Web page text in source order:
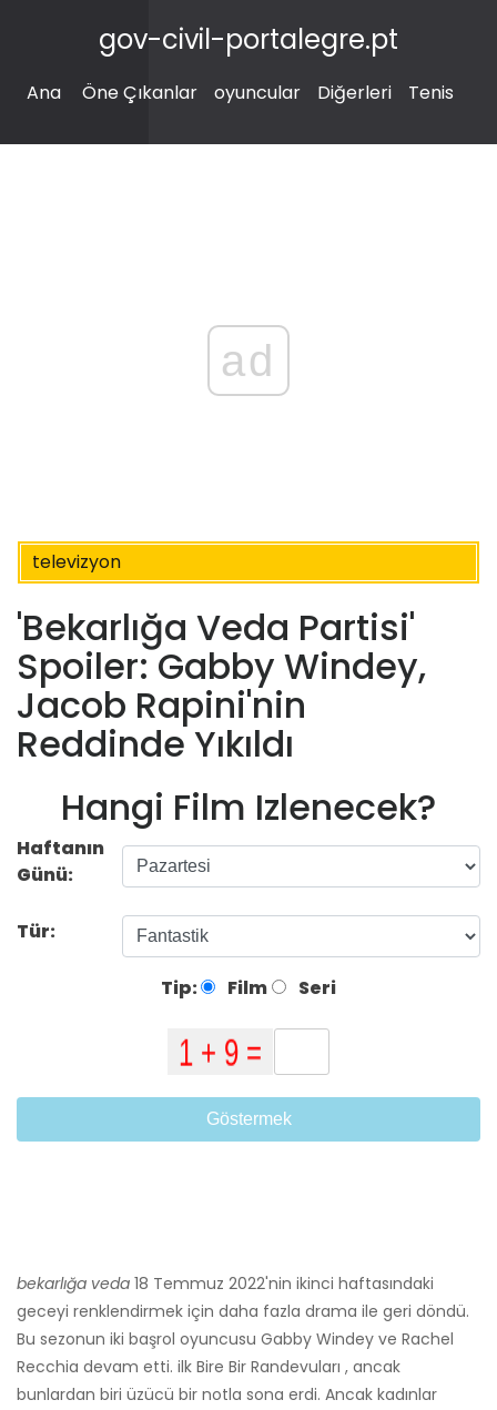
gov-civil-portalegre.pt
Ana Öne Çıkanlar oyuncular Diğerleri Tenis
ad
televizyon
'Bekarlığa Veda Partisi'
Spoiler: Gabby Windey,
Jacob Rapini'nin
Reddinde Yıkıldı
Hangi Film Izlenecek?
Haftanın
Günü:
Tür:
Tip: Film Seri
Göstermek
bekarlığa veda 18 Temmuz 2022'nin ikinci haftasındaki
geceyi renklendirmek için daha fazla drama ile geri döndü.
Bu sezonun iki başrol oyuncusu Gabby Windey ve Rachel
Recchia devam etti. ilk Bire Bir Randevuları , ancak
bunlardan biri üzücü bir notla sona erdi. Ancak kadınlar